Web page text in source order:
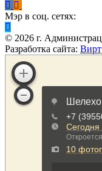
Мэр в соц. сетях:
© 2026 г.
Разработка сайта: